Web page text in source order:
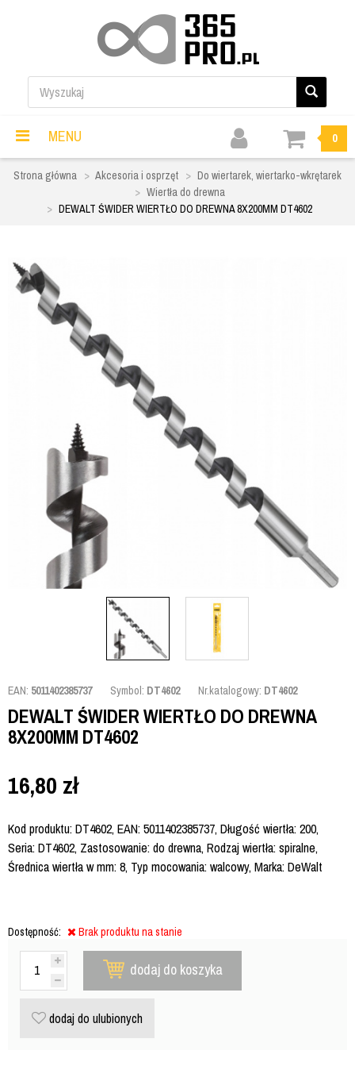
MENU 0
Strona główna Akcesoria i osprzęt
Do wiertarek, wiertarko-wkrętarek
Wiertła do drewna
DEWALT ŚWIDER WIERTŁO DO DREWNA 8X200MM DT4602
EAN: 5011402385737 Symbol: DT4602 Nr.katalogowy: DT4602
DEWALT ŚWIDER WIERTŁO DO DREWNA
8X200MM DT4602
16,80 zł
Kod produktu: DT4602, EAN: 5011402385737, Długość wiertła: 200,
Seria: DT4602, Zastosowanie: do drewna, Rodzaj wiertła: spiralne,
Średnica wiertła w mm: 8, Typ mocowania: walcowy, Marka: DeWalt
Dostępność: Brak produktu na stanie
dodaj do koszyka
dodaj do ulubionych